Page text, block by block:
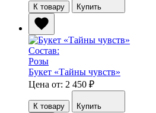
К товару Купить
Состав:
Розы
Букет «Тайны чувств»
Цена от: 2 450 ₽
К товару Купить